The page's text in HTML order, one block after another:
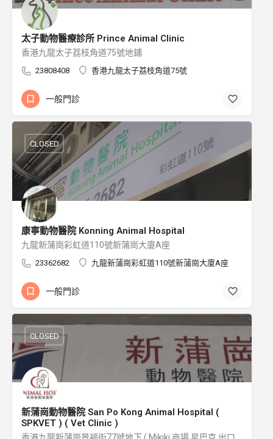
太子動物醫療診所 Prince Animal Clinic
香港九龍太子荔枝角道75號地鋪
23808408 香港九龍太子荔枝角道75號
一般門診
康寧動物醫院 Konning Animal Hospital
九龍新蒲崗彩虹道110號新蒲崗大廈A座
23362682 九龍新蒲崗彩虹道110號新蒲崗大廈A座
CLOSED
一般門診
新蒲崗動物醫院 San Po Kong Animal Hospital (
SPKVET ) ( Vet Clinic )
CLOSED